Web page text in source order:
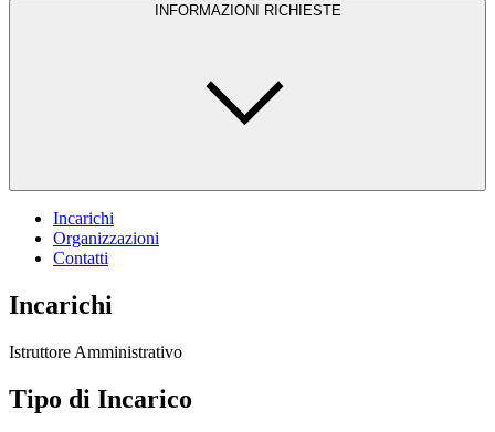
INFORMAZIONI RICHIESTE
Incarichi
Organizzazioni
Contatti
Incarichi
Istruttore Amministrativo
Tipo di Incarico